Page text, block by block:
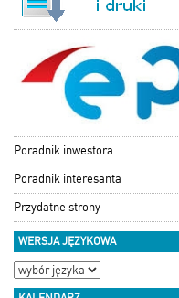
Poradnik inwestora
Poradnik interesanta
Przydatne strony
WERSJA JĘZYKOWA